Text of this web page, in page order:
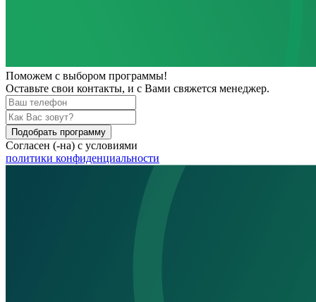
Поможем с выбором программы!
Оставьте свои контакты, и с Вами свяжется менеджер.
Подобрать программу
Согласен (-на) с условиями
политики конфиденциальности